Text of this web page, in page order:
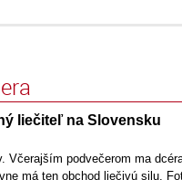
liečiteľ na Slovensku
Včerajším podvečerom ma
má ten obchod liečivú silu.